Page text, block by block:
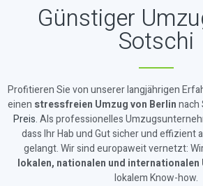
Günstiger
Sotschi
Profitieren Sie von unserer langjährigen
einen stressfreien Umzug von Berlinnach
Preis. Als professionelles
dass Ihr Hab und Gut sicher und effizient
gelangt. Wir sind europaweit vernetzt:
lokalen, nationalen und internationalen
lokalem Know-how.